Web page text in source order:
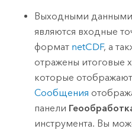
Выходными данными
являются входные
формат netCDF, а
отражены итоговые
которые
Сообщения
панели
инструмента. Вы